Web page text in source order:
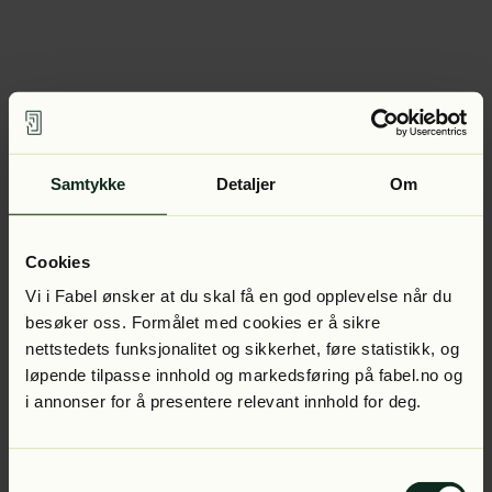
Samtykke Detaljer Om
Cookies
Vi i Fabel ønsker at du skal få en god opplevelse når du
besøker oss. Formålet med cookies er å sikre
nettstedets funksjonalitet og sikkerhet, føre statistikk, og
løpende tilpasse innhold og markedsføring på fabel.no og
i annonser for å presentere relevant innhold for deg.